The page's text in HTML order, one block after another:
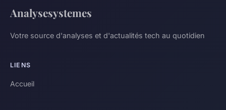
Analysesystemes
Votre source d'analyses et d'actualités tech au quotidien
LIENS
Accueil